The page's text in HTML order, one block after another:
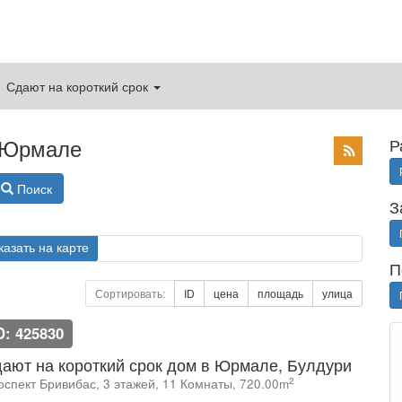
Сдают на короткий срок
Юрмале
Поиск
на карте
Сортировать: ID цена площадь улица
425830
на короткий срок дом в Юрмале, Булдури
Бривибас, 3 этажей, 11 Комнаты, 720.00m2